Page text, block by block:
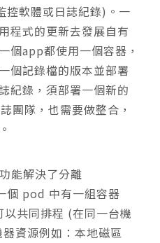
控軟體或日誌紀錄)。一
程式的更新去發展自有
個app都使用一個容器，
個記錄檔的版本並部署
紀錄，須部署一個新的
團隊，也需要做整合，
能解決了分離
pod 中有一組容器
共同排程 (在同一台機
資源例如：本地磁區